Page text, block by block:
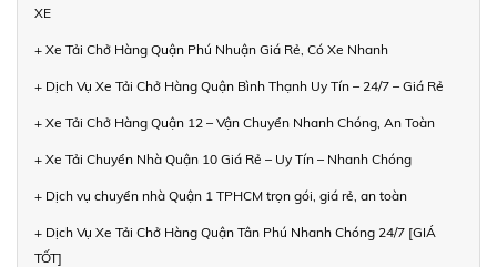
XE
+ Xe Tải Chở Hàng Quận Phú Nhuận Giá Rẻ, Có Xe Nhanh
+ Dịch Vụ Xe Tải Chở Hàng Quận Bình Thạnh Uy Tín – 24/7 – Giá Rẻ
+ Xe Tải Chở Hàng Quận 12 – Vận Chuyển Nhanh Chóng, An Toàn
+ Xe Tải Chuyển Nhà Quận 10 Giá Rẻ – Uy Tín – Nhanh Chóng
+ Dịch vụ chuyển nhà Quận 1 TPHCM trọn gói, giá rẻ, an toàn
+ Dịch Vụ Xe Tải Chở Hàng Quận Tân Phú Nhanh Chóng 24/7 [GIÁ
TỐT]